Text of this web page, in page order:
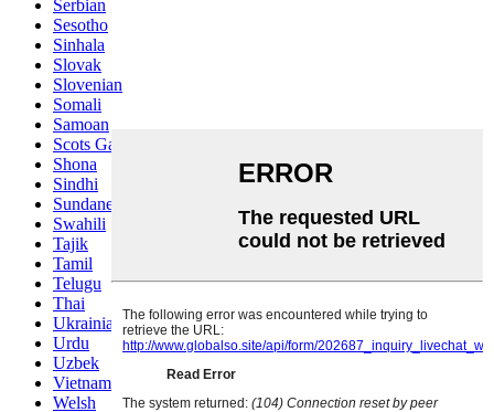
Serbian
Sesotho
Sinhala
Slovak
Slovenian
Somali
Samoan
Scots Gaelic
Shona
Sindhi
Sundanese
Swahili
Tajik
Tamil
Telugu
Thai
Ukrainian
Urdu
Uzbek
Vietnamese
Welsh